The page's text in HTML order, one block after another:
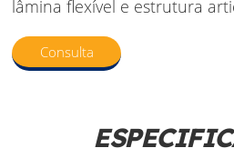
lâmina flexível e estrutura
Consulta